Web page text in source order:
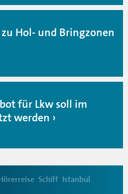
Hol- und Bringzonen
für Lkw soll im
werden
Schiff Istanbul